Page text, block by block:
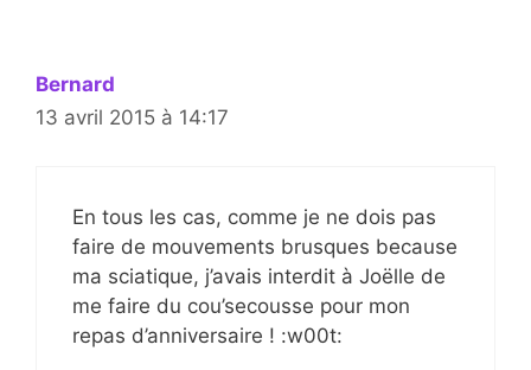
Bernard
13 avril 2015 à 14:17
En tous les cas, comme je ne dois pas
faire de mouvements brusques because
ma sciatique, j’avais interdit à Joëlle de
me faire du cou’secousse pour mon
repas d’anniversaire ! :w00t: